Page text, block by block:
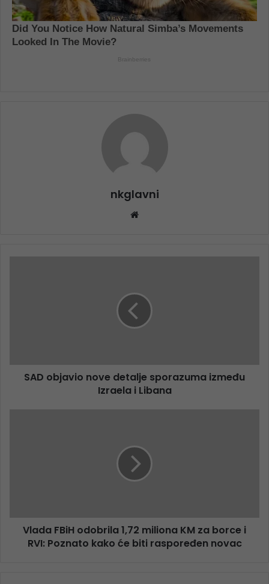
nkglavni
SAD objavio nove detalje sporazuma između
Izraela i Libana
Vlada FBiH odobrila 1,72 miliona KM za borce i
RVI: Poznato kako će biti raspoređen novac